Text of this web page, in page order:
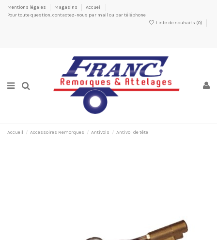
Mentions légales Magasins
Accueil
Pour toute question, contactez-nous par mail ou par téléphone
Liste de souhaits (0)
Accueil Accessoires Remorques Antivols Antivol de tête